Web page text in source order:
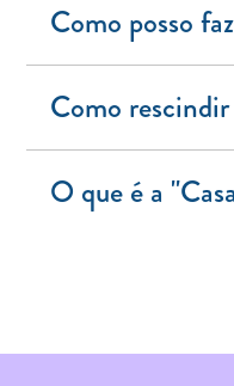
Como posso
Como
O que é a